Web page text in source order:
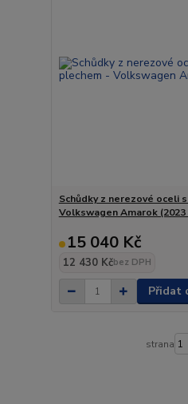
Schůdky z nerezové oceli
Volkswagen Amarok (2023
15 040 Kč
12 430 Kčbez DPH
Přidat
strana